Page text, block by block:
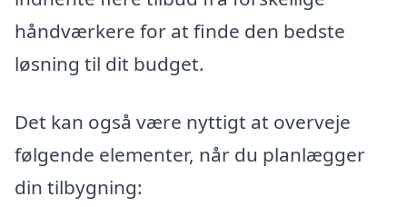
håndværkere for at finde den bedste
løsning til dit budget.
Det kan også være nyttigt at overveje
følgende elementer, når du planlægger
din tilbygning: